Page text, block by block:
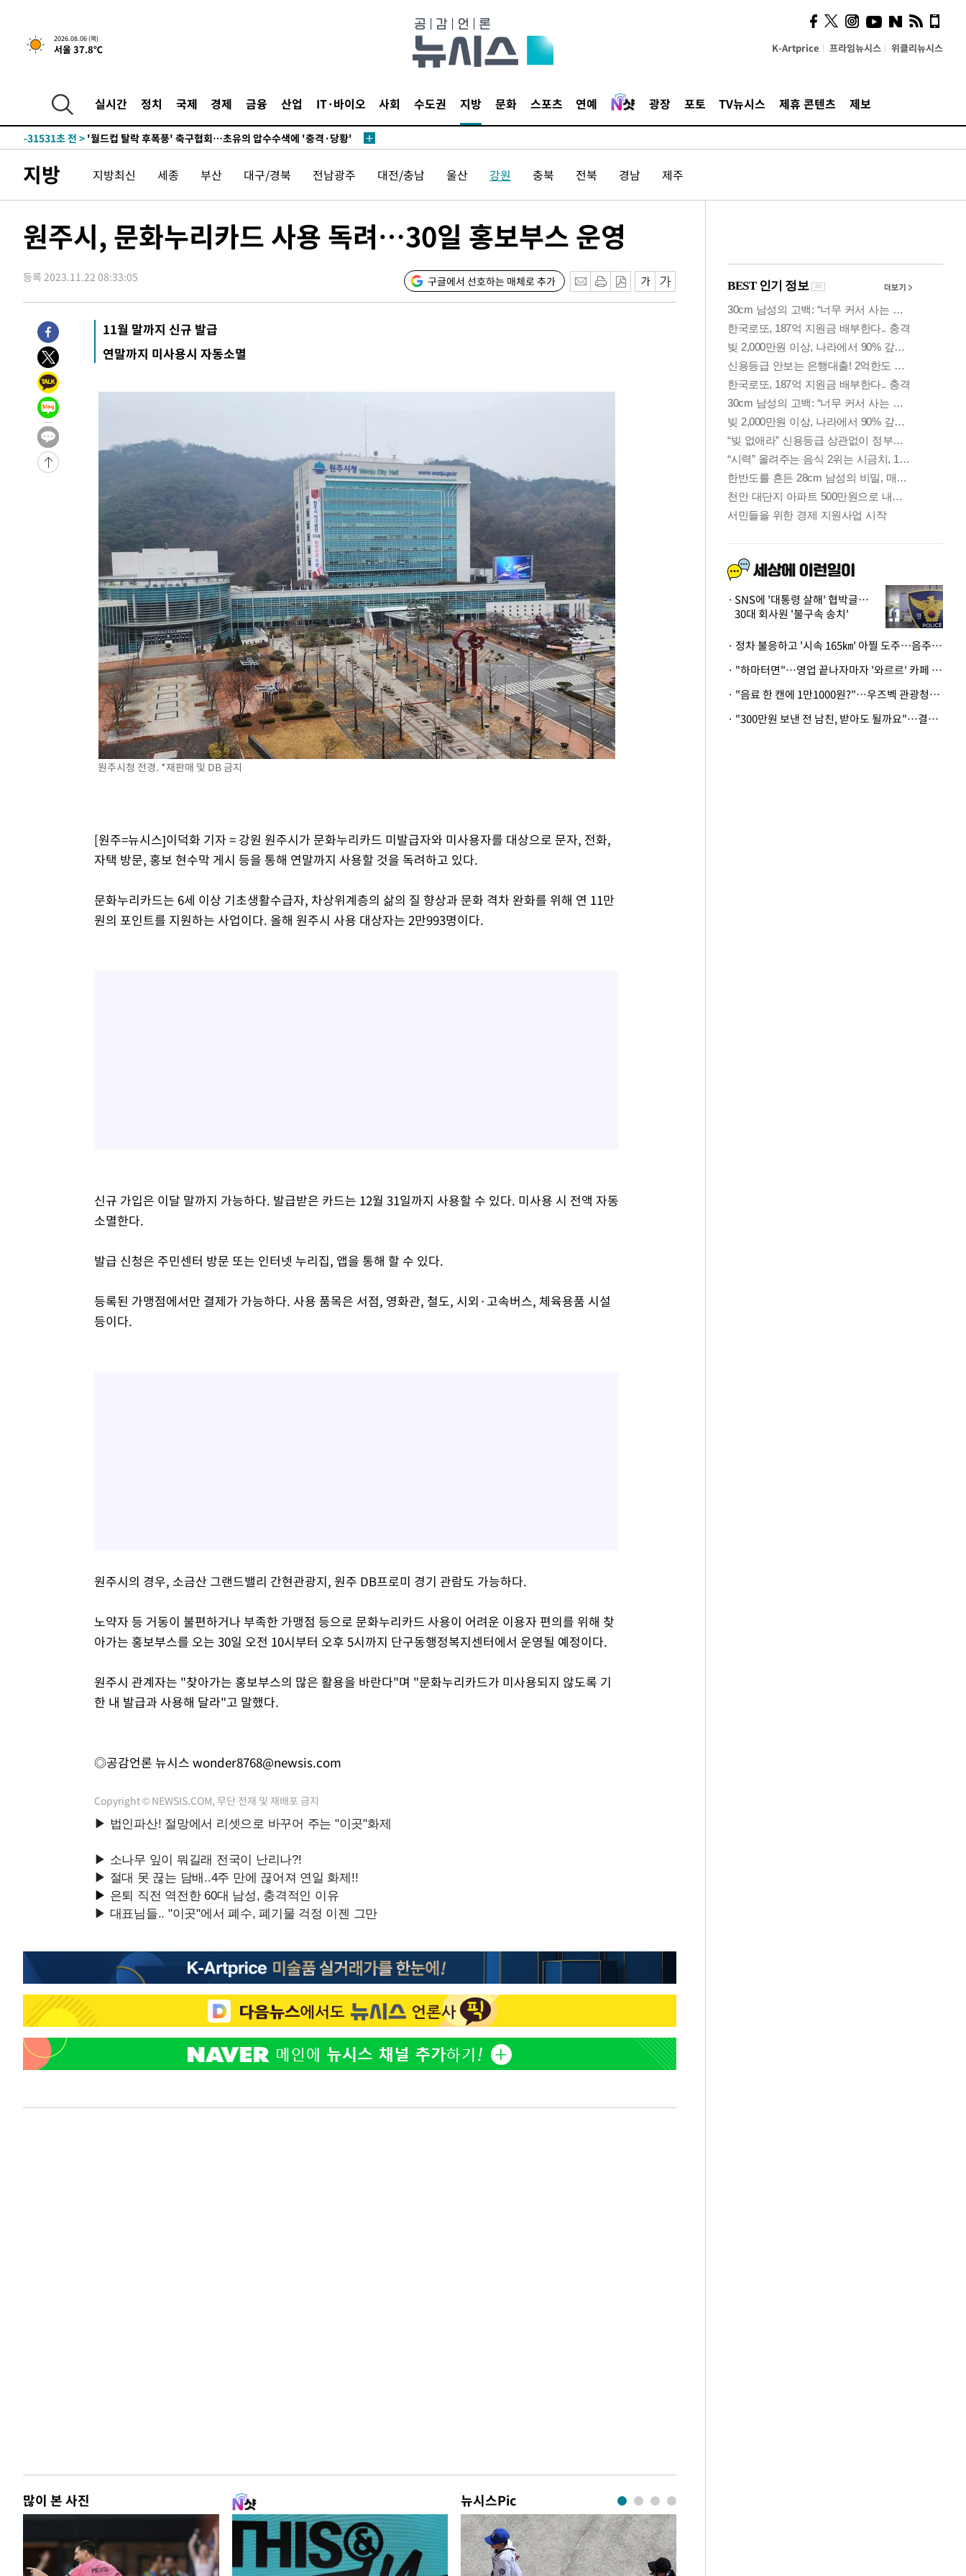
2026.08.06 (목)
서울 37.8℃ K-Artprice 프라임뉴시스 위클리뉴시스
실시간 정치 국제 경제 금융 산업 IT·바이오 사회 수도권 지방 문화 스포츠 연예 광장 포토 TV뉴시스 제휴 콘텐츠 제보
-4913초 전 > 서울 열대야 15일째 지속…비공식 '초열대야' 30도 넘어
-32042초 전 >
[속보]7~9일 프로야구 3연전도 폭염 취소…11일 재개
-31704초 전 >
-31531초 전 > '월드컵 탈락 후폭풍' 축구협회…초유의 압수수색에 '충격·당황'
-30933초 전 >
[속보]종합특검, 대검 추가 압수수색…내란 중요임무종사 혐의
-27028초 전 >[속보]코스닥, 800p 회복…0.26% 오른 801.67 마감
-26823초 전 >[속보]원·달러 환율, 0.7원 내린 1423.8원 마감
-21467초 전 >손흥민, 5경기 연속골 실패…LAFC는 승부차기 끝 과달라하라 격파
-14068초 전 >내일까지 39도 '펄펄'…기상청 "태풍 지나며 폭염 잠시 꺾인다"
-13705초 전 >
트럼프, 한국계 진보 주지사 후보 맹공…"공산주의가 최대 위협"
-13683초 전 >
"美간섭에 합의 지연"…트럼프, '이란 호르무즈 통제권' 수용할까
-10203초 전 >
[속보]산업장관 "李정부, 원전 반대 안해…안정 전력 위해 불가피"
-8900초 전 >
-8287초 전 >
-8080초 전 >
-7352초 전 >
[속보]전남광주 초대 시민추천 부시장에 백승주·윤난실
-4913초 전 >
서울 열대야 15일째 지속…비공식 '초열대야' 30도 넘어
'낮 최고 39도' 불볕더위…한밤 열대야도 계속[내일날씨]
[속보]7~9일 프로야구 3연전도 폭염 취소…11일 재개
"韓 외환시장 개입 관측 배경엔 美의 대한국 무역적자 있어"
'월드컵 탈락 후폭풍' 축구협회…초유의 압수수색에 '충격·당황'
서울 낮 37.9도, 올여름 최고치 경신…영등포 순간 '40도'
[속보]종합특검, 대검 추가 압수수색…내란 중요임무종사 혐의
[속보]코스닥, 800p 회복…0.26% 오른 801.67 마감
[속보]코스피, 301.88포인트(4.58%) 내린 6296.38 마감
[속보]원·달러 환율, 0.7원 내린 1423.8원 마감
"여기 떨어졌다"…다누리, 스페이스X 로켓 달 충돌 흔적 포착
손흥민, 5경기 연속골 실패…LAFC는 승부차기 끝 과달라하라 격파
내일까지 39도 '펄펄'…기상청 "태풍 지나며 폭염 잠시 꺾인다"
트럼프, 한국계 진보 주지사 후보 맹공…"공산주의가 최대 위협"
"美간섭에 합의 지연"…트럼프, '이란 호르무즈 통제권' 수용할까
[속보]산업장관 "李정부, 원전 반대 안해…안정 전력 위해 불가피"
[속보]전남광주 초대 시민추천 부시장에 백승주·윤난실
서울 열대야 15일째 지속…비공식 '초열대야' 30도 넘어
지방 지방최신 세종 부산 대구/경북 전남광주 대전/충남 울산 강원 충북 전북 경남 제주
원주시, 문화누리카드 사용 독려…30일 홍보부스 운영
등록 2023.11.22 08:33:05 구글에서 선호하는 매체로 추가
11월 말까지 신규 발급
연말까지 미사용시 자동소멸
원주시청 전경. *재판매 및 DB 금지
[원주=뉴시스]이덕화 기자 = 강원 원주시가 문화누리카드 미발급자와 미사용자를 대상으로 문자, 전화,
자택 방문, 홍보 현수막 게시 등을 통해 연말까지 사용할 것을 독려하고 있다.
문화누리카드는 6세 이상 기초생활수급자, 차상위계층의 삶의 질 향상과 문화 격차 완화를 위해 연 11만
원의 포인트를 지원하는 사업이다. 올해 원주시 사용 대상자는 2만993명이다.
신규 가입은 이달 말까지 가능하다. 발급받은 카드는 12월 31일까지 사용할 수 있다. 미사용 시 전액 자동
소멸한다.
발급 신청은 주민센터 방문 또는 인터넷 누리집, 앱을 통해 할 수 있다.
등록된 가맹점에서만 결제가 가능하다. 사용 품목은 서점, 영화관, 철도, 시외·고속버스, 체육용품 시설
등이다.
원주시의 경우, 소금산 그랜드밸리 간현관광지, 원주 DB프로미 경기 관람도 가능하다.
노약자 등 거동이 불편하거나 부족한 가맹점 등으로 문화누리카드 사용이 어려운 이용자 편의를 위해 찾
아가는 홍보부스를 오는 30일 오전 10시부터 오후 5시까지 단구동행정복지센터에서 운영될 예정이다.
원주시 관계자는 "찾아가는 홍보부스의 많은 활용을 바란다"며 "문화누리카드가 미사용되지 않도록 기
한 내 발급과 사용해 달라"고 말했다.
◎공감언론 뉴시스 wonder8768@newsis.com
Copyright © NEWSIS.COM, 무단 전재 및 재배포 금지
많이 본 사진 뉴시스Pic
"5·8·9호선 출퇴근 혼잡,
정부 국비지원 필요"
SNS에 '대통령 살해' 협박글…
30대 회사원 '불구속 송치'
· 정차 불응하고 '시속 165㎞' 아찔 도주…음주운전자 체포
· "하마터면"…영업 끝나자마자 '와르르' 카페 테라스 덮친 대리석 외벽
· "음료 한 캔에 1만1000원?"…우즈벡 관광청까지 나섰다, 유튜버 폭로 후폭풍
· "300만원 보낸 전 남친, 받아도 될까요"…결혼 앞둔 예비신부의 뜻밖 고충